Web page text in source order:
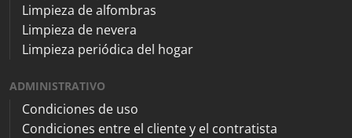
Limpieza de alfombras
Limpieza de nevera
Limpieza periódica del hogar
ADMINISTRATIVO
Condiciones de uso
Condiciones entre el cliente y el contratista